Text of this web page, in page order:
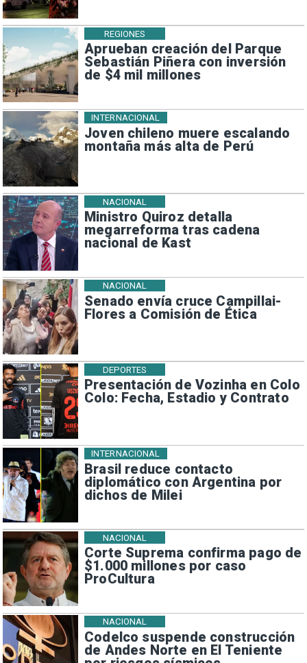
Aprueban creación del Parque
Sebastián Piñera con inversión
de $4 mil millones
REGIONES
Joven chileno muere escalando
montaña más alta de Perú
INTERNACIONAL
Ministro Quiroz detalla
megarreforma tras cadena
nacional de Kast
NACIONAL
Senado envía cruce Campillai-
Flores a Comisión de Ética
NACIONAL
Presentación de Vozinha en Colo
Colo: Fecha, Estadio y Contrato
DEPORTES
Brasil reduce contacto
diplomático con Argentina por
dichos de Milei
INTERNACIONAL
Corte Suprema confirma pago de
$1.000 millones por caso
ProCultura
NACIONAL
Codelco suspende construcción
de Andes Norte en El Teniente
NACIONAL